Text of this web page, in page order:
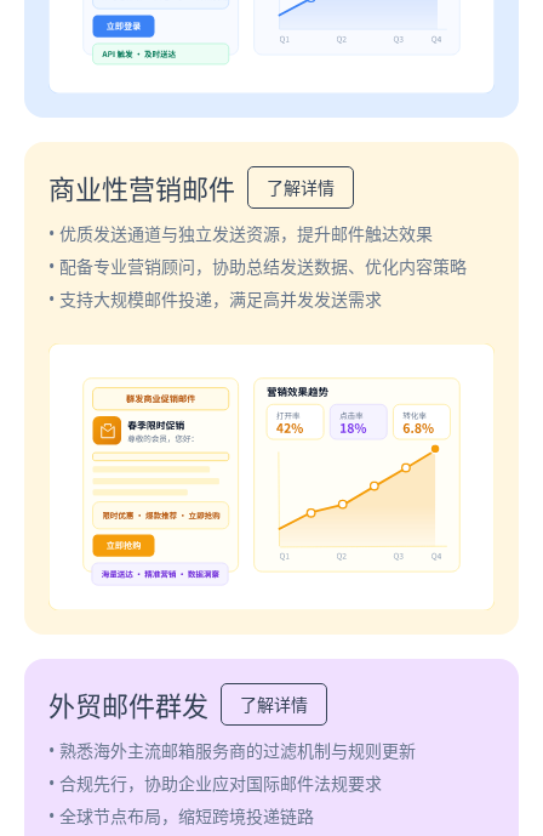
商业性营销邮件
了解详情
• 优质发送通道与独立发送资源，提升邮件触达效果
• 配备专业营销顾问，协助总结发送数据、优化内容策略
• 支持大规模邮件投递，满足高并发发送需求
外贸邮件群发
了解详情
• 熟悉海外主流邮箱服务商的过滤机制与规则更新
• 合规先行，协助企业应对国际邮件法规要求
• 全球节点布局，缩短跨境投递链路